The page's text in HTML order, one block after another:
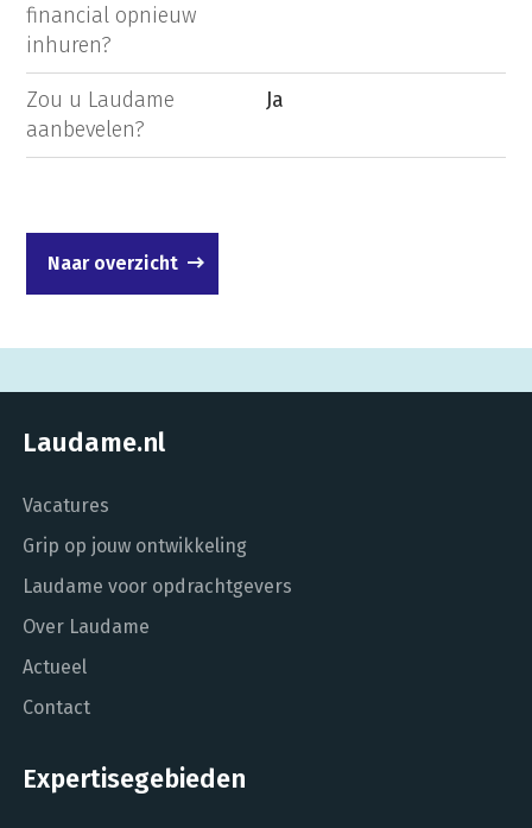
financial opnieuw
inhuren?
Zou u Laudame
aanbevelen?
Ja
Naar overzicht
Laudame.nl
Vacatures
Grip op jouw ontwikkeling
Laudame voor opdrachtgevers
Over Laudame
Actueel
Contact
Expertisegebieden